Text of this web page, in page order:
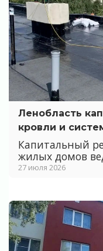
Ленобласть
кровли и
Капитальный
жилых домов
27 июля 2026